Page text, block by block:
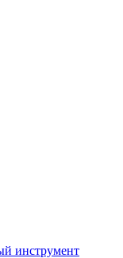
инструмент